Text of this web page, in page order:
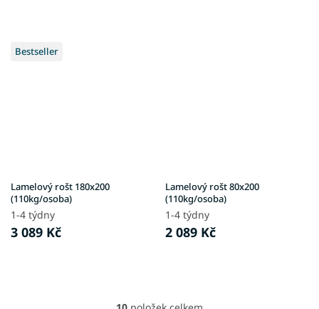
Bestseller
Lamelový rošt 180x200
(110kg/osoba)
1-4 týdny
3 089 Kč
Lamelový rošt 80x200
(110kg/osoba)
1-4 týdny
2 089 Kč